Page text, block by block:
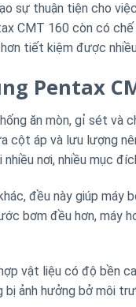
sự thuận tiện cho
CMT 160 còn có
tiết kiệm được
Pentax
ăn mòn, gỉ sét và
cột áp và lưu lượng
nơi, nhiều mục
đều này giúp máy
bơm đều hơn, máy
vật liệu có độ bền
ảnh hưởng bở môi